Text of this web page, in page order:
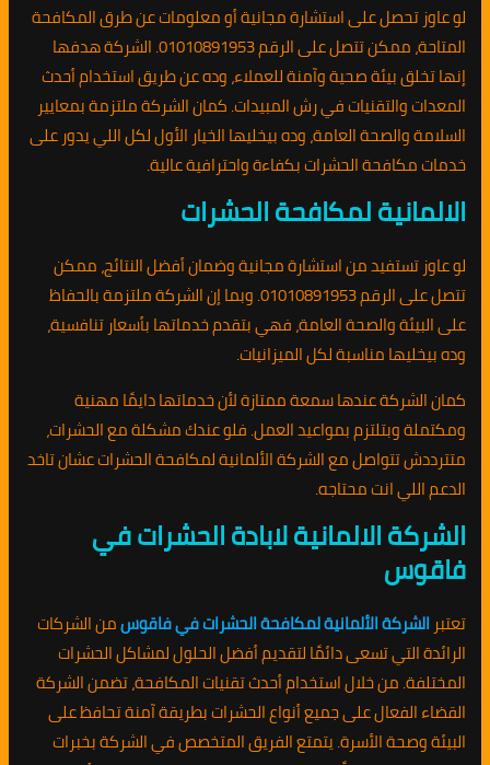
لو عاوز تحصل على استشارة مجانية أو معلومات عن طرق المكافحة
المتاحة، ممكن تتصل على الرقم 01010891953. الشركة هدفها
إنها تخلق بيئة صحية وآمنة للعملاء، وده عن طريق استخدام أحدث
المعدات والتقنيات في رش المبيدات. كمان الشركة ملتزمة بمعايير
السلامة والصحة العامة، وده بيخليها الخيار الأول لكل اللي يدور على
خدمات مكافحة الحشرات بكفاءة واحترافية عالية.
الالمانية لمكافحة الحشرات
لو عاوز تستفيد من استشارة مجانية وضمان أفضل النتائج، ممكن
تتصل على الرقم 01010891953. وبما إن الشركة ملتزمة بالحفاظ
على البيئة والصحة العامة، فهي بتقدم خدماتها بأسعار تنافسية،
وده بيخليها مناسبة لكل الميزانيات.
كمان الشركة عندها سمعة ممتازة لأن خدماتها دايمًا مهنية
ومكتملة وبتلتزم بمواعيد العمل. فلو عندك مشكلة مع الحشرات،
متترددش تتواصل مع الشركة الألمانية لمكافحة الحشرات عشان تاخد
الدعم اللي انت محتاجه.
الشركة الالمانية لابادة الحشرات في
فاقوس
تعتبر الشركة الألمانية لمكافحة الحشرات في فاقوسمن الشركات
الرائدة التي تسعى دائمًا لتقديم أفضل الحلول لمشاكل الحشرات
المختلفة. من خلال استخدام أحدث تقنيات المكافحة، تضمن الشركة
القضاء الفعال على جميع أنواع الحشرات بطريقة آمنة تحافظ على
البيئة وصحة الأسرة. يتمتع الفريق المتخصص في الشركة بخبرات